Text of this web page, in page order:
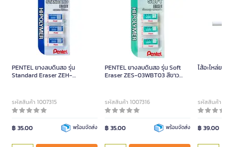
PENTEL ยางลบดินสอ รุ่น
Standard Eraser ZEH-
รหัสสินค้า 1007315
฿ 35.00 พร้อมจัดส่ง
PENTEL ยางลบดินสอ รุ่น Soft
Eraser ZES-03WBT03 สีขาว
รหัสสินค้า 1007316
฿ 35.00 พร้อมจัดส่ง
รหัสสินค้า
฿ 39.00